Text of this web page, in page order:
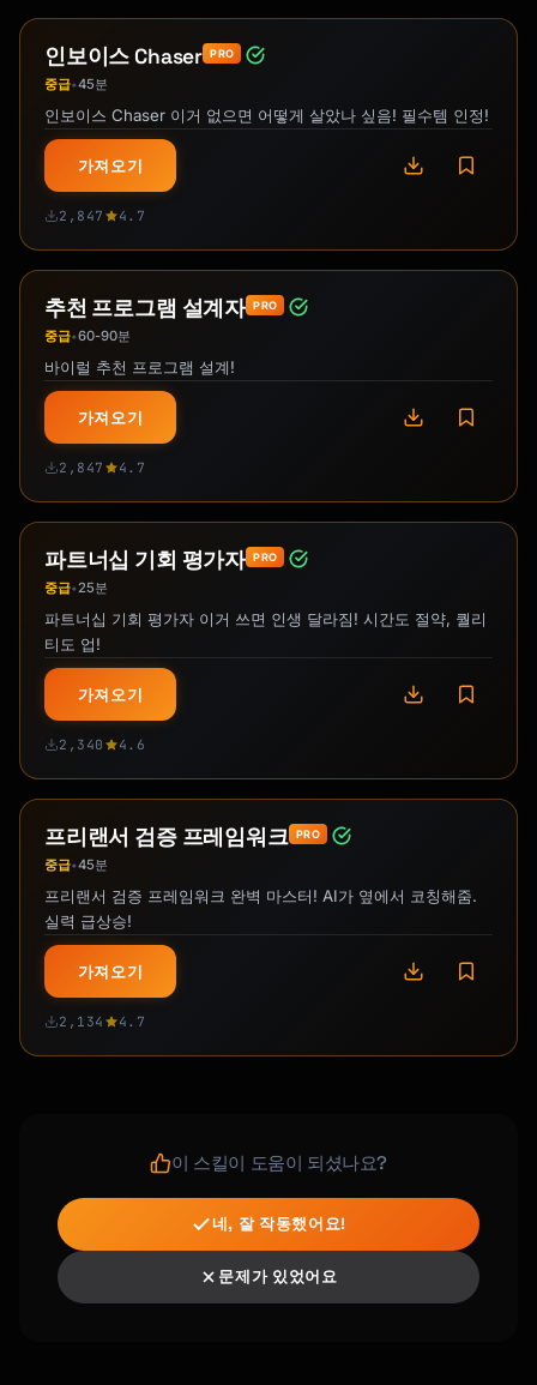
인보이스 Chaser PRO
중급•45분
인보이스 Chaser 이거 없으면 어떻게 살았나 싶음! 필수템 인정!
가져오기
2,847 4.7
추천 프로그램 설계자 PRO
중급•60-90분
바이럴 추천 프로그램 설계!
가져오기
2,847 4.7
파트너십 기회 평가자 PRO
중급•25분
파트너십 기회 평가자 이거 쓰면 인생 달라짐! 시간도 절약, 퀄리
티도 업!
가져오기
2,340 4.6
프리랜서 검증 프레임워크 PRO
중급•45분
프리랜서 검증 프레임워크 완벽 마스터! AI가 옆에서 코칭해줌.
실력 급상승!
가져오기
2,134 4.7
이 스킬이 도움이 되셨나요?
네, 잘 작동했어요!
문제가 있었어요